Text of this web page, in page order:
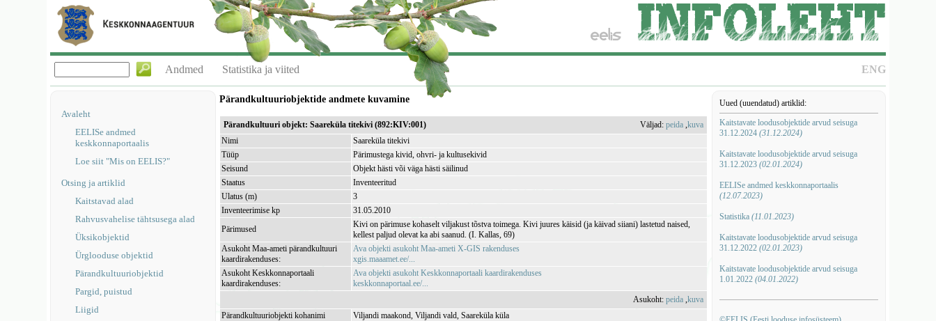
ENG
Andmed Statistika ja viited
Avaleht
EELISe andmed
keskkonnaportaalis
Loe siit "Mis on EELIS?"
Otsing ja artiklid
Kaitstavad alad
Rahvusvahelise tähtsusega alad
Üksikobjektid
Ürglooduse objektid
Pärandkultuuriobjektid
Pargid, puistud
Liigid
Uued (uuendatud) artiklid:
Kaitstavate loodusobjektide arvud seisuga
31.12.2024 (31.12.2024)
Kaitstavate loodusobjektide arvud seisuga
31.12.2023 (02.01.2024)
EELISe andmed keskkonnaportaalis
(12.07.2023)
Statistika (11.01.2023)
Kaitstavate loodusobjektide arvud seisuga
31.12.2022 (02.01.2023)
Kaitstavate loodusobjektide arvud seisuga
1.01.2022 (04.01.2022)
Pärandkultuuriobjektide andmete kuvamine
Pärandkultuuri objekt: Saareküla titekivi (892:KIV:001) Väljad:peida ,kuva
Nimi
Saareküla titekivi
Tüüp
Pärimustega kivid, ohvri- ja kultusekivid
Seisund
Objekt hästi või väga hästi säilinud
Staatus
Inventeeritud
Ulatus (m)
3
Inventeerimise kp
31.05.2010
Pärimused
Kivi on pärimuse kohaselt viljakust tõstva toimega. Kivi juures käisid (ja käivad siiani) lastetud naised,
kellest paljud olevat ka abi saanud. (I. Kallas, 69)
Asukoht Maa-ameti pärandkultuuri
kaardirakenduses:
Ava objekti asukoht Maa-ameti X-GIS rakenduses
xgis.maaamet.ee/...
Asukoht Keskkonnaportaali
kaardirakenduses:
Ava objekti asukoht Keskkonnaportaali kaardirakenduses
keskkonnaportaal.ee/...
Asukoht:peida ,kuva
Pärandkultuuriobjekti kohanimi
Viljandi maakond, Viljandi vald, Saareküla küla